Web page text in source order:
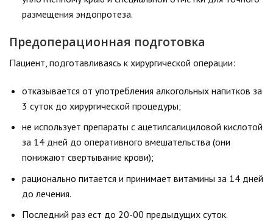
размещения эндопротеза.
Предоперационная подготовка
Пациент, подготавливаясь к хирургической операции:
отказывается от употребления алкогольных напитков за
3 суток до хирургической процедуры;
не использует препараты с ацетилсалициловой кислотой
за 14 дней до оперативного вмешательства (они
понижают свертывание крови);
рационально питается и принимает витамины за 14 дней
до лечения.
Последний раз ест до 20-00 предыдущих суток.